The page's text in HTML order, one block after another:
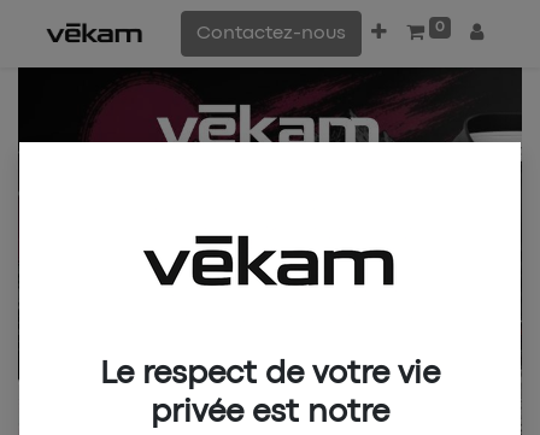
0
Contactez-nous
Le respect de votre vie
privée est notre